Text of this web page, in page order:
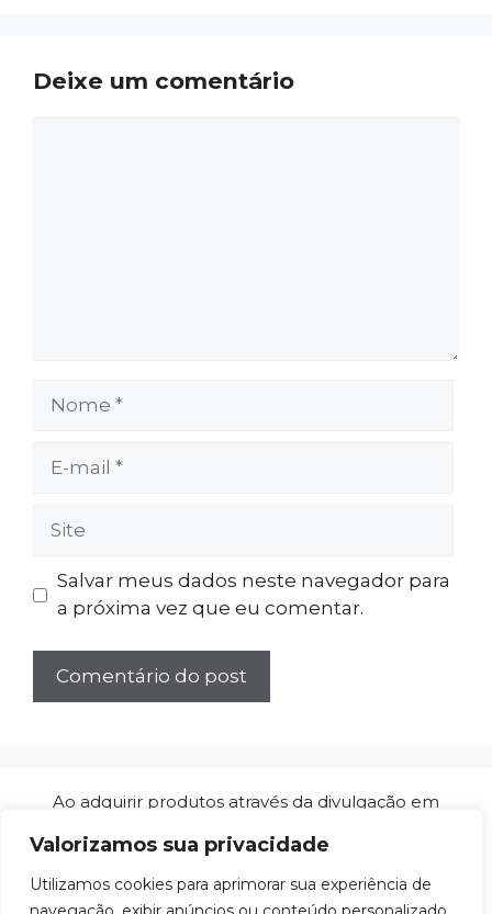
Valorizamos sua privacidade
Utilizamos cookies para aprimorar sua experiência de
Deixe um comentário
Site
Salvar meus dados neste navegador para
a próxima vez que eu comentar.
Ao adquirir produtos através da divulgação em
comissões de afiliado sem custo adicional para
você. Isso não influencia a qualidade das nossas
análises e nos ajuda a manter este projeto no ar.